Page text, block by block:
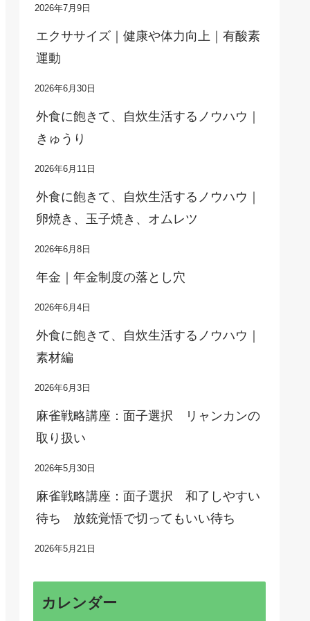
2026年7月9日
エクササイズ｜健康や体力向上｜有酸素
運動
2026年6月30日
外食に飽きて、自炊生活するノウハウ｜
きゅうり
2026年6月11日
外食に飽きて、自炊生活するノウハウ｜
卵焼き、玉子焼き、オムレツ
2026年6月8日
年金｜年金制度の落とし穴
2026年6月4日
外食に飽きて、自炊生活するノウハウ｜
素材編
2026年6月3日
麻雀戦略講座：面子選択 リャンカンの
取り扱い
2026年5月30日
麻雀戦略講座：面子選択 和了しやすい
待ち 放銃覚悟で切ってもいい待ち
2026年5月21日
カレンダー